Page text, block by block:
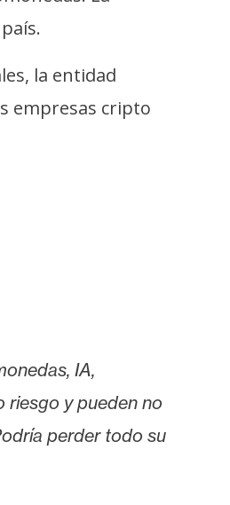
la entidad
empresas cripto
IA,
riesgo y pueden no
perder todo su